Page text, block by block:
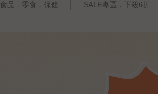
食品．零食．保健 SALE專區．下殺6折